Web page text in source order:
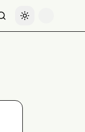
RechercheBasculer le thème